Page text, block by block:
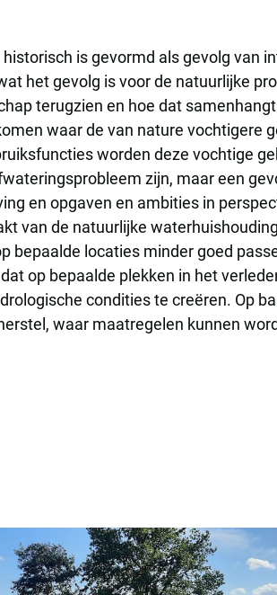
is gevormd als gevolg van
het gevolg is voor de natuurlijke
terugzien en hoe dat
waar de van nature vochtigere
worden deze vochtige
zijn, maar een
en opgaven en ambities in
van de natuurlijke
bepaalde locaties minder goed
op bepaalde plekken in het
condities te creëren. Op
waar maatregelen kunnen